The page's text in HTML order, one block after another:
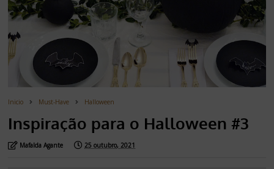
Inicio Must-Have Halloween
Inspiração para o Halloween #3
Mafalda Agante 25 outubro, 2021